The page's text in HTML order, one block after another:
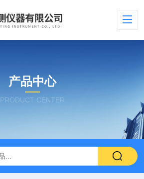
产品中心
PRODUCT CENTER